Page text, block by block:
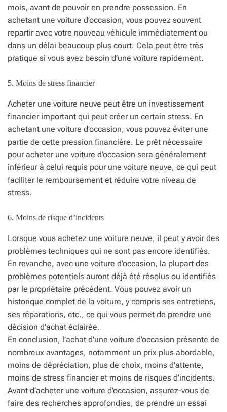
mois, avant de pouvoir en prendre possession. En
achetant une voiture d’occasion, vous pouvez souvent
repartir avec votre nouveau véhicule immédiatement ou
dans un délai beaucoup plus court. Cela peut être très
pratique si vous avez besoin d’une voiture rapidement.
5. Moins de stress financier
Acheter une voiture neuve peut être un investissement
financier important qui peut créer un certain stress. En
achetant une voiture d’occasion, vous pouvez éviter une
partie de cette pression financière. Le prêt nécessaire
pour acheter une voiture d’occasion sera généralement
inférieur à celui requis pour une voiture neuve, ce qui peut
faciliter le remboursement et réduire votre niveau de
stress.
6. Moins de risque d’incidents
Lorsque vous achetez une voiture neuve, il peut y avoir des
problèmes techniques qui ne sont pas encore identifiés.
En revanche, avec une voiture d’occasion, la plupart des
problèmes potentiels auront déjà été résolus ou identifiés
par le propriétaire précédent. Vous pouvez avoir un
historique complet de la voiture, y compris ses entretiens,
ses réparations, etc., ce qui vous permet de prendre une
décision d’achat éclairée.
En conclusion, l’achat d’une voiture d’occasion présente de
nombreux avantages, notamment un prix plus abordable,
moins de dépréciation, plus de choix, moins d’attente,
moins de stress financier et moins de risques d’incidents.
Avant d’acheter une voiture d’occasion, assurez-vous de
faire des recherches approfondies, de prendre un essai